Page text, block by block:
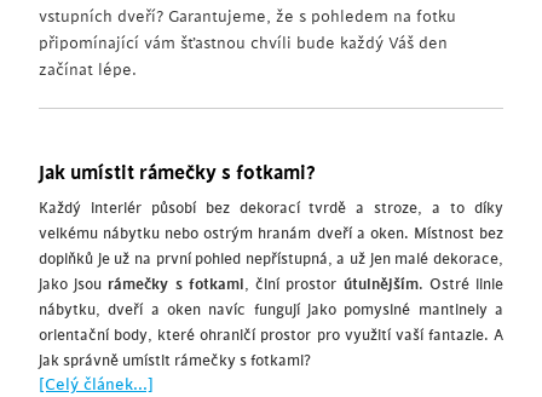
vstupních dveří? Garantujeme, že s pohledem na fotku
připomínající vám šťastnou chvíli bude každý Váš den
začínat lépe.
Jak umístit rámečky s fotkami?
Každý interiér působí bez dekorací tvrdě a stroze, a to díky
velkému nábytku nebo ostrým hranám dveří a oken. Místnost bez
doplňků je už na první pohled nepřístupná, a už jen malé dekorace,
jako jsou rámečky s fotkami , činí prostor útulnějším. Ostré linie
nábytku, dveří a oken navíc fungují jako pomyslné mantinely a
orientační body, které ohraničí prostor pro využití vaší fantazie. A
jak správně umístit rámečky s fotkami?
[Celý článek...]